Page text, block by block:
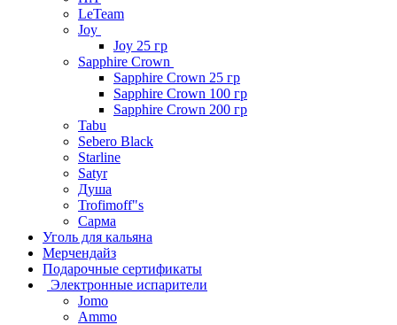
LeTeam
Joy
Joy 25 гр
Sapphire Crown
Sapphire Crown 25 гр
Sapphire Crown 100 гр
Sapphire Crown 200 гр
Tabu
Sebero Black
Starline
Satyr
Душа
Trofimoff"s
Сарма
Уголь для кальяна
Мерчендайз
Подарочные сертификаты
Электронные испарители
Jomo
Ammo